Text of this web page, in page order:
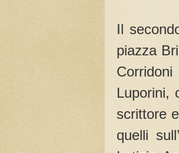
Il
piazza
Luporini,
scrittore
quelli